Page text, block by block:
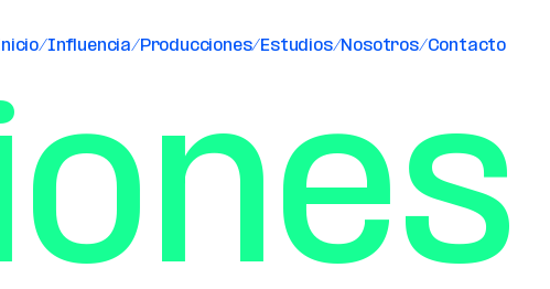
Influencia/Producciones/Estudios/Nosotros/Contacto